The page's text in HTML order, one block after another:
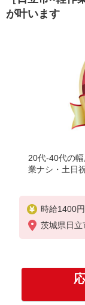
が叶います
20代-40代の
業ナシ・土日
時給1400
茨城県日立